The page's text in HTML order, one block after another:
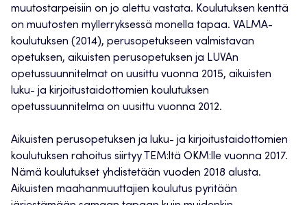
muutostarpeisiin on jo alettu vastata. Koulutuksen kenttä
on muutosten myllerryksessä monella tapaa. VALMA-
koulutuksen (2014), perusopetukseen valmistavan
opetuksen, aikuisten perusopetuksen ja LUVAn
opetussuunnitelmat on uusittu vuonna 2015, aikuisten
luku- ja kirjoitustaidottomien koulutuksen
opetussuunnitelma on uusittu vuonna 2012.
Aikuisten perusopetuksen ja luku- ja kirjoitustaidottomien
koulutuksen rahoitus siirtyy TEM:ltä OKM:lle vuonna 2017.
Nämä koulutukset yhdistetään vuoden 2018 alusta.
Aikuisten maahanmuuttajien koulutus pyritään